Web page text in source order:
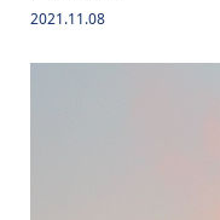
2021.11.08